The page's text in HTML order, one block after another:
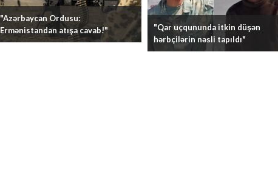
"Azərbaycan Ordusu:
Ermənistandan atışa cavab!"
"Qar uçqununda itkin düşən
hərbçilərin nəsli tapıldı"